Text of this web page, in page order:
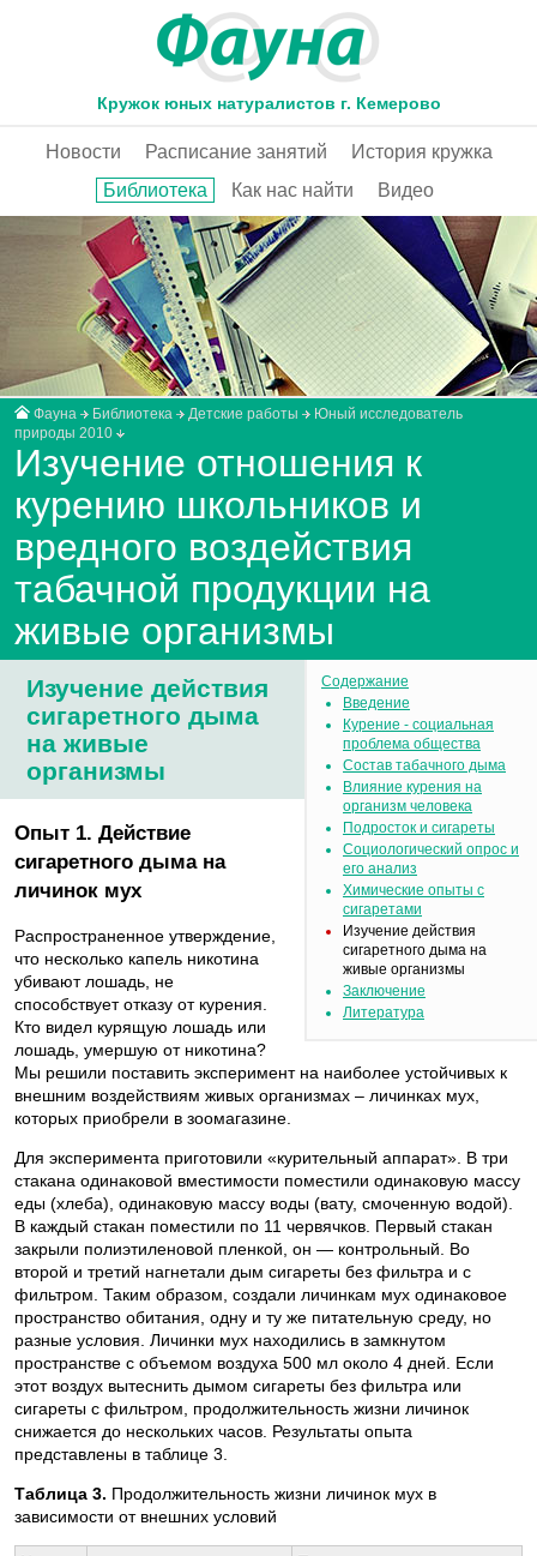
Кружок юных натуралистов г. Кемерово
Новости Расписание занятий
История кружка
Библиотека
Как нас найти Видео
Фауна Библиотека Детские работы
Юный исследователь
природы 2010
Изучение отношения к
курению школьников и
вредного воздействия
табачной продукции на
живые организмы
Содержание
Введение
Курение - социальная
проблема общества
Состав табачного дыма
Влияние курения на
организм человека
Подросток и сигареты
Социологический опрос и
его анализ
Химические опыты с
сигаретами
Изучение действия
сигаретного дыма на
живые организмы
Заключение
Литература
Изучение действия
сигаретного дыма
на живые
организмы
Опыт 1. Действие
сигаретного дыма на
личинок мух
Распространенное утверждение,
что несколько капель никотина
убивают лошадь, не
способствует отказу от курения.
Кто видел курящую лошадь или
лошадь, умершую от никотина?
Мы решили поставить эксперимент на наиболее устойчивых к
внешним воздействиям живых организмах – личинках мух,
которых приобрели в зоомагазине.
Для эксперимента приготовили «курительный аппарат». В три
стакана одинаковой вместимости поместили одинаковую массу
еды (хлеба), одинаковую массу воды (вату, смоченную водой).
В каждый стакан поместили по 11 червячков. Первый стакан
закрыли полиэтиленовой пленкой, он — контрольный. Во
второй и третий нагнетали дым сигареты без фильтра и с
фильтром. Таким образом, создали личинкам мух одинаковое
пространство обитания, одну и ту же питательную среду, но
разные условия. Личинки мух находились в замкнутом
пространстве с объемом воздуха 500 мл около 4 дней. Если
этот воздух вытеснить дымом сигареты без фильтра или
сигареты с фильтром, продолжительность жизни личинок
снижается до нескольких часов. Результаты опыта
представлены в таблице 3.
Таблица 3. Продолжительность жизни личинок мух в
зависимости от внешних условий